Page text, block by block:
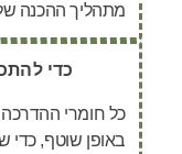
מתהליך ההכנה
כדי
כל חומרי
באופן שוטף, כדי